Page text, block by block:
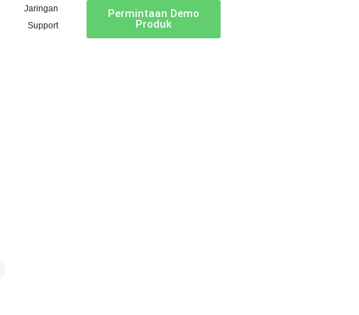
Jaringan
Support
Permintaan Demo
Produk